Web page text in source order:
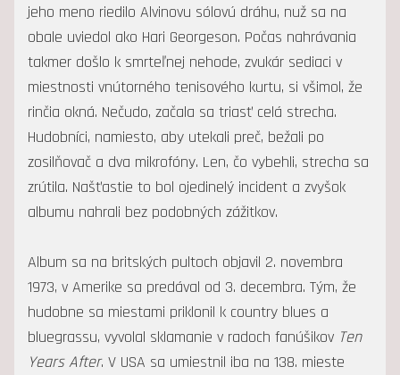
jeho meno riedilo Alvinovu sólovú dráhu, nuž sa na
obale uviedol ako Hari Georgeson. Počas nahrávania
takmer došlo k smrteľnej nehode, zvukár sediaci v
miestnosti vnútorného tenisového kurtu, si všimol, že
rinčia okná. Nečudo, začala sa triasť celá strecha.
Hudobníci, namiesto, aby utekali preč, bežali po
zosilňovač a dva mikrofóny. Len, čo vybehli, strecha sa
zrútila. Našťastie to bol ojedinelý incident a zvyšok
albumu nahrali bez podobných zážitkov.
Album sa na britských pultoch objavil 2. novembra
1973, v Amerike sa predával od 3. decembra. Tým, že
hudobne sa miestami priklonil k country blues a
bluegrassu, vyvolal sklamanie v radoch fanúšikov Ten
Years After. V USA sa umiestnil iba na 138. mieste